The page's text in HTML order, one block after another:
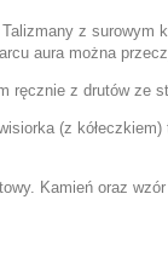
z surowym
aura można
ręcznie z drutów ze
wisiorka (z
Kamień oraz